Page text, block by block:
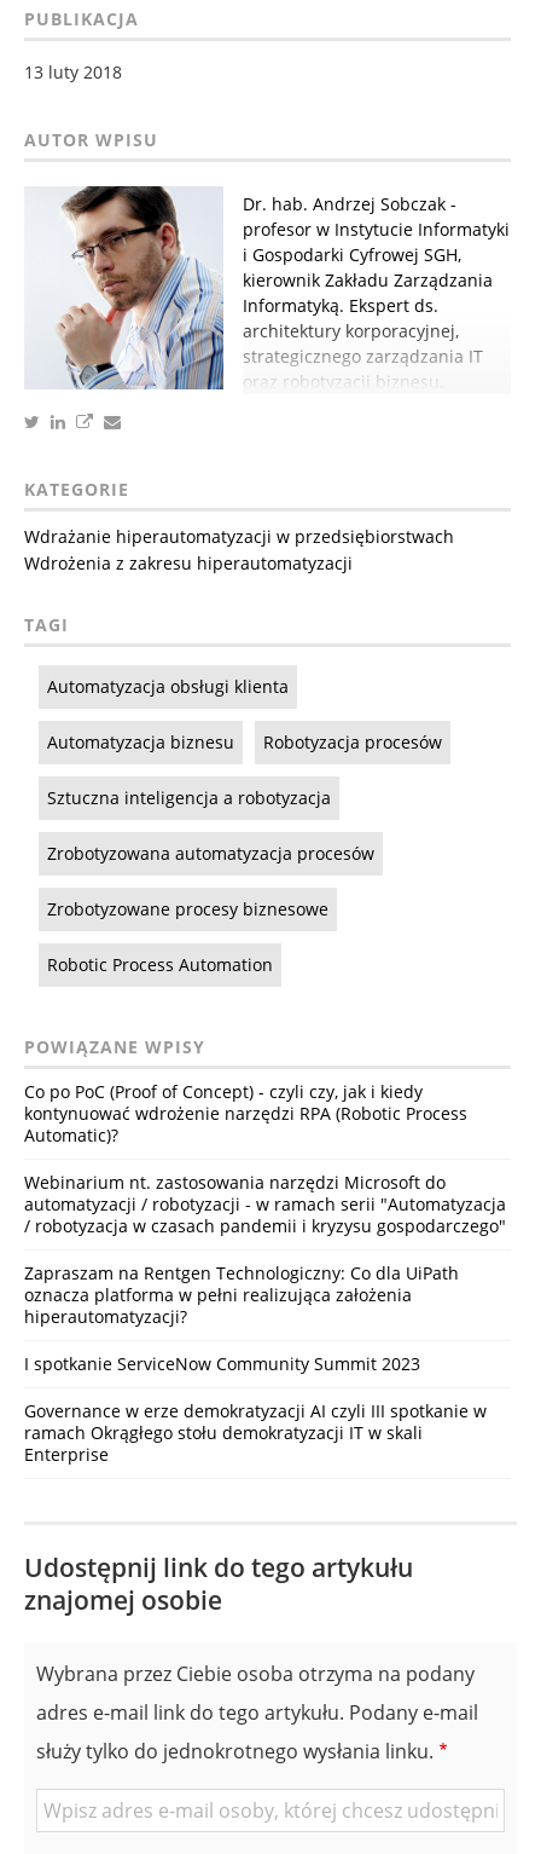
PUBLIKACJA
13 luty 2018
Dr. hab. Andrzej Sobczak -
profesor w Instytucie Informatyki
i Gospodarki Cyfrowej SGH,
kierownik Zakładu Zarządzania
Informatyką. Ekspert ds.
architektury korporacyjnej,
strategicznego zarządzania IT
oraz robotyzacji biznesu.
KATEGORIE
Wdrażanie hiperautomatyzacji w przedsiębiorstwach
Wdrożenia z zakresu hiperautomatyzacji
TAGI
Automatyzacja obsługi klienta
Automatyzacja biznesu Robotyzacja procesów
Sztuczna inteligencja a robotyzacja
Zrobotyzowana automatyzacja procesów
Zrobotyzowane procesy biznesowe
Robotic Process Automation
POWIĄZANE WPISY
Co po PoC (Proof of Concept) - czyli czy, jak i kiedy
kontynuować wdrożenie narzędzi RPA (Robotic Process
Automatic)?
Webinarium nt. zastosowania narzędzi Microsoft do
automatyzacji / robotyzacji - w ramach serii "Automatyzacja
/ robotyzacja w czasach pandemii i kryzysu gospodarczego"
Zapraszam na Rentgen Technologiczny: Co dla UiPath
oznacza platforma w pełni realizująca założenia
hiperautomatyzacji?
I spotkanie ServiceNow Community Summit 2023
Governance w erze demokratyzacji AI czyli III spotkanie w
ramach Okrągłego stołu demokratyzacji IT w skali
Enterprise
Udostępnij link do tego artykułu
znajomej osobie
Wybrana przez Ciebie osoba otrzyma na podany
adres e-mail link do tego artykułu. Podany e-mail
służy tylko do jednokrotnego wysłania linku.
E-